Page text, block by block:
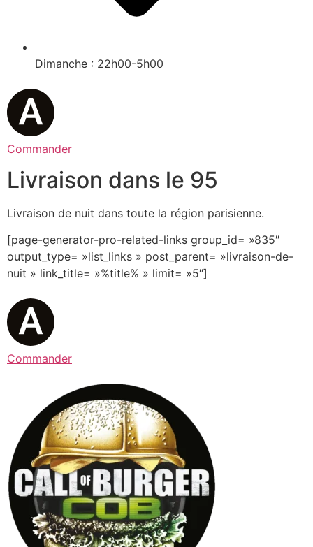
Dimanche : 22h00-5h00
Commander
Livraison dans le 95
Livraison de nuit dans toute la région parisienne.
[page-generator-pro-related-links group_id= »835″
output_type= »list_links » post_parent= »livraison-de-
nuit » link_title= »%title% » limit= »5″]
Commander